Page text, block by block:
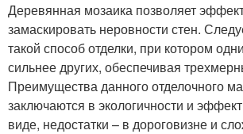
Деревянная мозаика позволяет
замаскировать неровности стен.
такой способ отделки, при котором
сильнее других, обеспечивая
Преимущества данного отделочного
заключаются в экологичности и
виде, недостатки – в дороговизне и